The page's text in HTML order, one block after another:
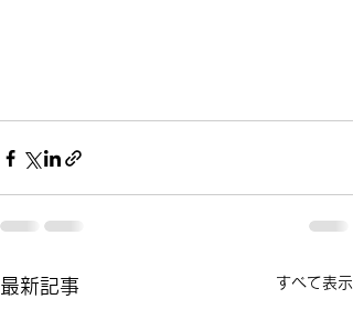
最新記事 すべて表示